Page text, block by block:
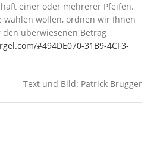
einer oder mehrerer Pfeifen.
wählen wollen, ordnen wir Ihnen
überwiesenen Betrag
#494DE070-31B9-4CF3-
Text und Bild: Patrick Brugger